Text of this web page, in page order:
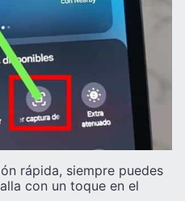
rápida, siempre puedes
con un toque en el